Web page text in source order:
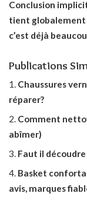
Conclusion
tient globalement
c’est déjà
Publications
Chaussures
réparer?
Comment
abîmer)
Faut il
Basket
avis, marques